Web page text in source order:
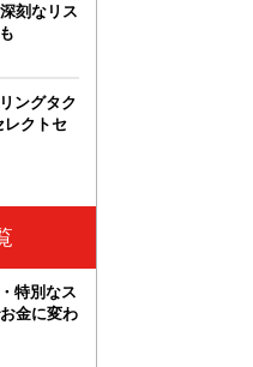
刻なリス
ングタク
クトセ
特別なス
金に変わ